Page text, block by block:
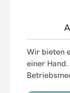
Wir bieten
einer